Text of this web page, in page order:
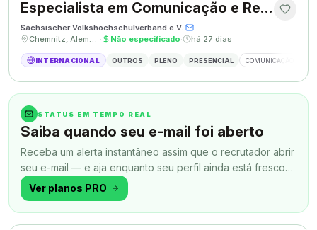
Especialista em Comunicação e Relações Públicas
Sächsischer Volkshochschulverband e.V.·
·
Chemnitz, Alemanha · Não especificado· há 27 dias
INTERNACIONAL OUTROS PLENO PRESENCIAL COMUNICAÇÃO
STATUS EM TEMPO REAL
Saiba quando seu e-mail foi aberto
Receba um alerta instantâneo assim que o recrutador abrir
seu e-mail — e aja enquanto seu perfil ainda está fresco
na memória.
Ver planos PRO